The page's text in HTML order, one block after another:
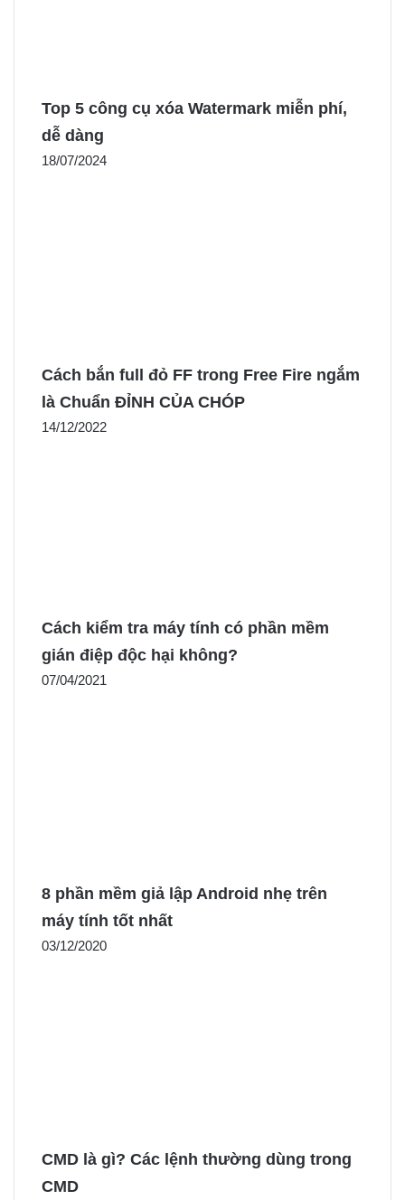
Top 5 công cụ xóa Watermark miễn phí,
dễ dàng
18/07/2024
Cách bắn full đỏ FF trong Free Fire ngắm
là Chuẩn ĐỈNH CỦA CHÓP
14/12/2022
Cách kiểm tra máy tính có phần mềm
gián điệp độc hại không?
07/04/2021
8 phần mềm giả lập Android nhẹ trên
máy tính tốt nhất
03/12/2020
CMD là gì? Các lệnh thường dùng trong
CMD